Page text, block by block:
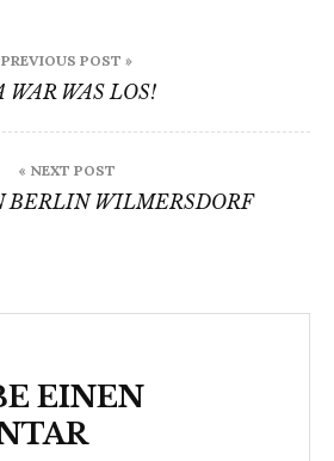
PREVIOUS POST »
WAR WAS LOS!
« NEXT POST
WILMERSDORF
EINEN